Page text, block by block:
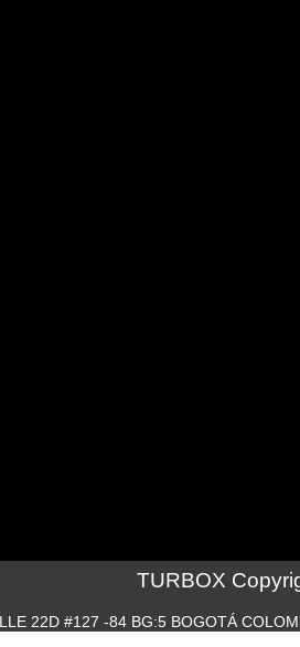
TURBOX
22D #127 -84 BG:5 BOGOTÁ